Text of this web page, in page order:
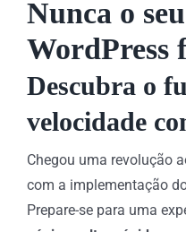
Nunca o
WordPress
Descubra o
velocidade
Chegou uma revolução
com a implementação
Prepare-se para uma